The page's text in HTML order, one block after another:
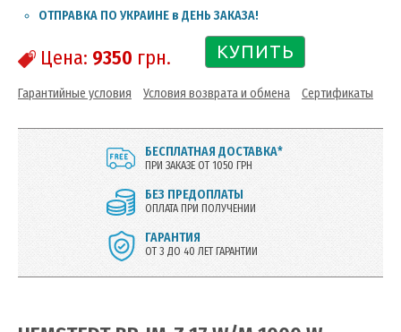
ОТПРАВКА ПО УКРАИНЕ в ДЕНЬ ЗАКАЗА!
Цена: 9350 грн. КУПИТЬ
Гарантийные условия Условия возврата и обмена Сертификаты
БЕСПЛАТНАЯ ДОСТАВКА*
ПРИ ЗАКАЗЕ ОТ 1050 ГРН
БЕЗ ПРЕДОПЛАТЫ
ОПЛАТА ПРИ ПОЛУЧЕНИИ
ГАРАНТИЯ
ОТ 3 ДО 40 ЛЕТ ГАРАНТИИ